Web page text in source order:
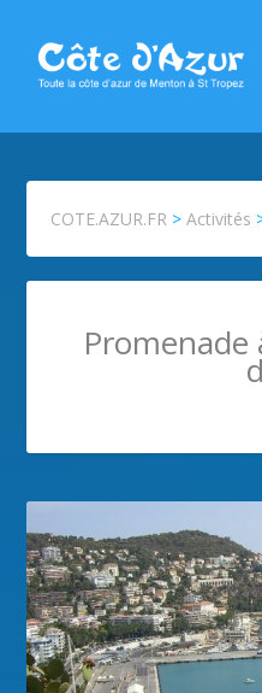
COTE.AZUR.FR >Activités
Promenade